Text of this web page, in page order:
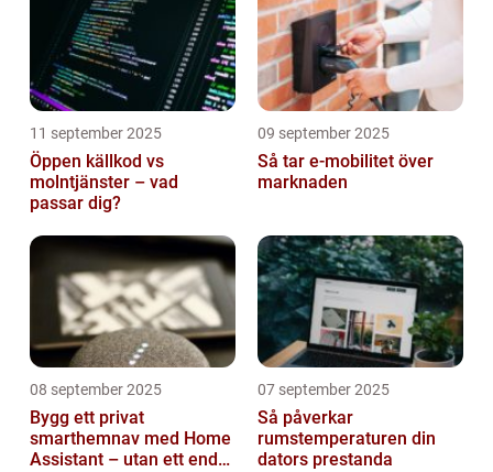
11 september 2025
Öppen källkod vs
molntjänster – vad
passar dig?
09 september 2025
Så tar e-mobilitet över
marknaden
08 september 2025
Bygg ett privat
smarthemnav med Home
Assistant – utan ett enda
07 september 2025
Så påverkar
rumstemperaturen din
dators prestanda